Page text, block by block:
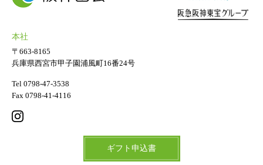
本社
〒663-8165
兵庫県西宮市甲子園浦風町16番24号
Tel 0798-47-3538
Fax 0798-41-4116
ギフト申込書